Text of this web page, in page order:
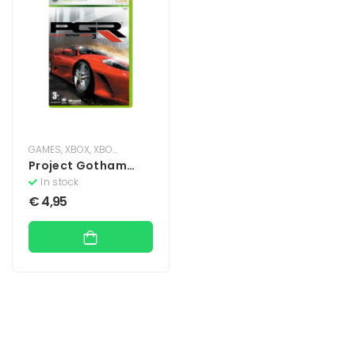
GAMES,XBOX,XBOX 360
Project Gotham
Racing 3
In stock
€4,95